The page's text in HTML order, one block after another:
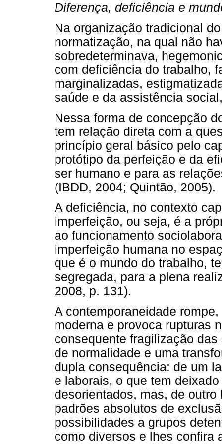
Diferença, deficiência e
Na organização tradicional
normatização, na qual não
sobredeterminava,
com deficiência do trabalho,
marginalizadas,
saúde e da assistência
Nessa forma de concepção
tem relação direta com a
princípio geral básico pelo
protótipo da perfeição e da
ser humano e para as
(IBDD, 2004; Quintão, 2005).
A deficiência, no contexto
imperfeição, ou seja, é a
ao funcionamento
imperfeição humana no
que é o mundo do trabalho,
segregada, para a plena
2008, p. 131).
A contemporaneidade
moderna e provoca rupturas
consequente fragilização
de normalidade e uma
dupla consequência: de um
e laborais, o que tem
desorientados, mas, de
padrões absolutos de
possibilidades a grupos
como diversos e lhes confira